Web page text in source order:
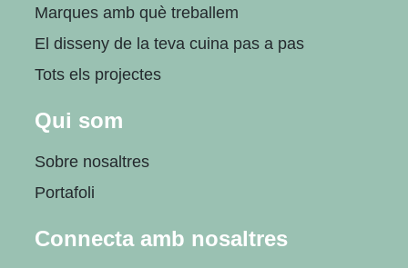
Marques amb què treballem
El disseny de la teva cuina pas a pas
Tots els projectes
Qui som
Sobre nosaltres
Portafoli
Connecta amb nosaltres